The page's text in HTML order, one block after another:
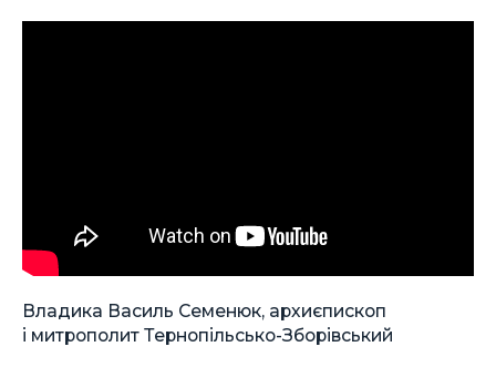
Владика Василь Семенюк, архиєпископ
і митрополит Тернопільсько-Зборівський